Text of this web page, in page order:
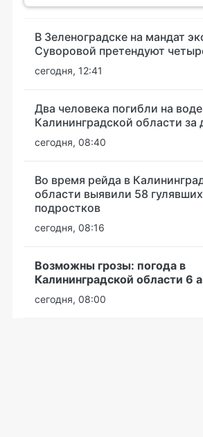
В Зеленоградске на мандат
Суворовой претендуют
сегодня, 12:41
Два человека погибли на
Калининградской области за
сегодня, 08:40
Во время рейда в
области выявили 58
подростков
сегодня, 08:16
Возможны грозы: погода в
Калининградской области 6
сегодня, 08:00